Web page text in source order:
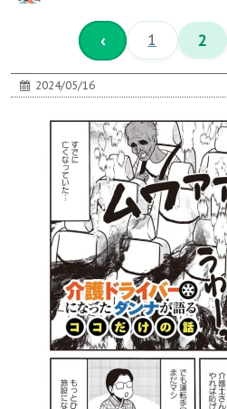
‹ 1 2
2024/05/16